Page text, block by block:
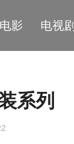
电影 电视剧
系列